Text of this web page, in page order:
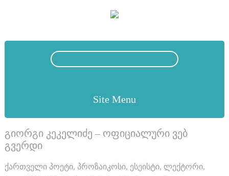
Site Menu
გიორგი კეკელიძე – ოფიციალური ვებ
გვერდი
ქართველი პოეტი, პროზაიკოსი, ესეისტი, ლექტორი,